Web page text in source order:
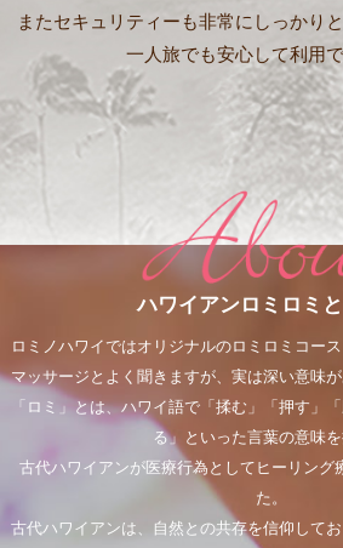
またセキュリティーも非常にしっかり
一人旅でも安心して利用で
ハワイアンロミロミ
ロミノハワイではオリジナルのロミロミコー
マッサージとよく聞きますが、実は深い意味
「ロミ」とは、ハワイ語で「揉む」「押す」
る」といった言葉の意味を
古代ハワイアンが医療行為としてヒーリング
た。
古代ハワイアンは、自然との共存を信仰して